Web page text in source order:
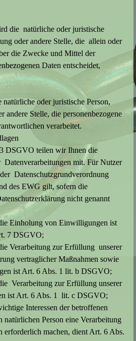
die natürliche oder juristische
oder andere Stelle, die allein oder
die Zwecke und Mittel der
Daten entscheidet,
natürliche oder juristische Person,
Stelle, die personenbezogene
verarbeitet.
DSGVO teilen wir Ihnen die
Datenverarbeitungen mit. Für Nutzer
Datenschutzgrundverordnung
des EWG gilt, sofern die
nicht genannt
Einholung von Einwilligungen ist
7 DSGVO;
Verarbeitung zur Erfüllung unserer
vertraglicher Maßnahmen sowie
ist Art. 6 Abs. 1 lit. b DSGVO;
Verarbeitung zur Erfüllung unserer
ist Art. 6 Abs. 1 lit. c DSGVO;
Interessen der betroffenen
natürlichen Person eine Verarbeitung
erforderlich machen, dient Art. 6 Abs.